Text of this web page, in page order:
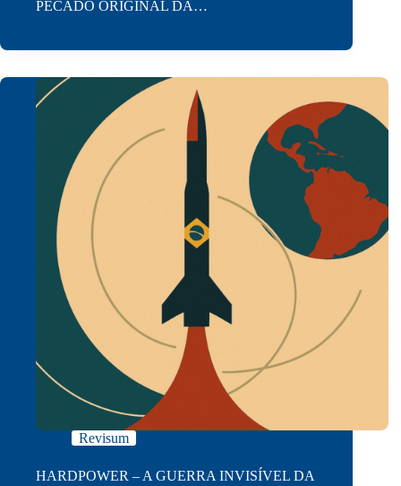
PECADO ORIGINAL DA…
Revisum
HARDPOWER – A GUERRA INVISÍVEL DA